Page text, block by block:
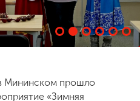
Мининском прошло
«Зимняя